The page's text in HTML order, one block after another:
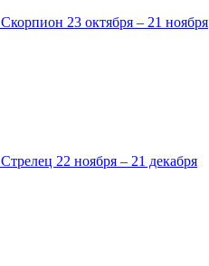
Скорпион 23 октября – 21 ноября
Стрелец 22 ноября – 21 декабря